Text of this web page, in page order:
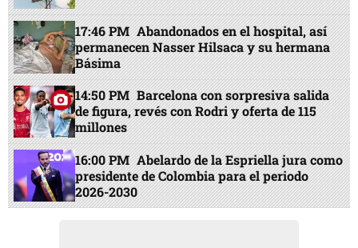
17:46 PM Abandonados en el hospital, así
permanecen Nasser Hilsaca y su hermana
Básima
14:50 PM Barcelona con sorpresiva salida
de figura, revés con Rodri y oferta de 115
millones
16:00 PM Abelardo de la Espriella jura como
presidente de Colombia para el periodo
2026-2030